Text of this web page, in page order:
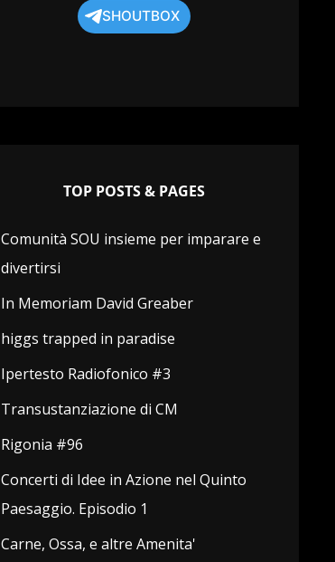
SHOUTBOX
TOP POSTS & PAGES
Comunità SOU insieme per imparare e
divertirsi
In Memoriam David Greaber
higgs trapped in paradise
Ipertesto Radiofonico #3
Transustanziazione di CM
Rigonia #96
Concerti di Idee in Azione nel Quinto
Paesaggio. Episodio 1
Carne, Ossa, e altre Amenita'